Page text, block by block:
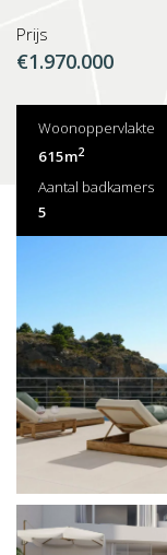
Prijs
€1.970.000
Woonoppervlakte
615m2
Aantal badkamers
5